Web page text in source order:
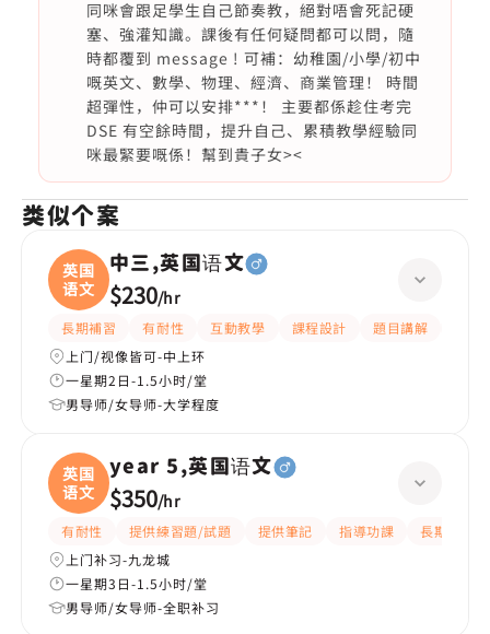
同咪會跟足學生自己節奏教，絕對唔會死記硬
塞、強灌知識。課後有任何疑問都可以問，隨
時都覆到 message ! 可補：幼稚園/小學/初中
嘅英文、數學、物理、經濟、商業管理！ 時間
超彈性，仲可以安排***！ 主要都係趁住考完
DSE 有空餘時間，提升自己、累積教學經驗同
咪最緊要嘅係！幫到貴子女><
类似个案
英国
语文
中三,英国语文
$230/hr
長期補習 有耐性 互動教學 課程設計 題目講解
上门/视像皆可-中上环
一星期2日-1.5小时/堂
男导师/女导师-大学程度
英国
语文
year 5,英国语文
$350/hr
有耐性 提供練習題/試題 提供筆記 指導功課
長期補習
上门补习-九龙城
一星期3日-1.5小时/堂
男导师/女导师-全职补习